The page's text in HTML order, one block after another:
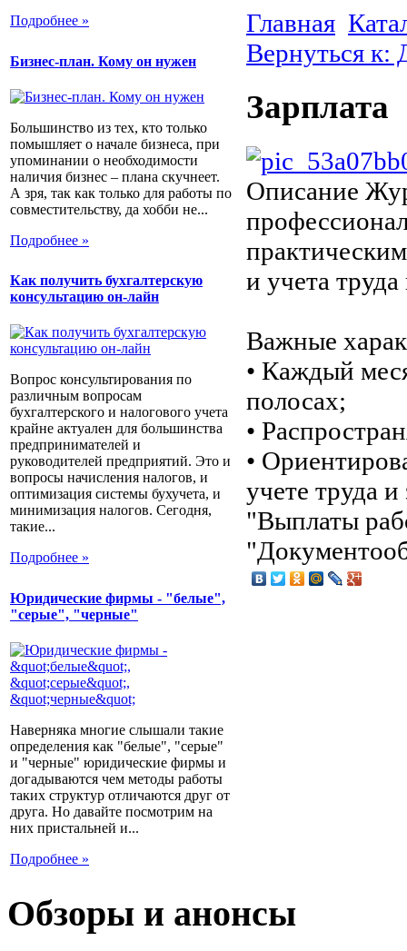
Подробнее »
Бизнес-план. Кому он нужен
Большинство из тех, кто только
помышляет о начале бизнеса, при
упоминании о необходимости
наличия бизнес – плана скучнеет.
А зря, так как только для работы по
совместительству, да хобби не...
Подробнее »
Как получить бухгалтерскую
консультацию он-лайн
Вопрос консультирования по
различным вопросам
бухгалтерского и налогового учета
крайне актуален для большинства
предпринимателей и
руководителей предприятий. Это и
вопросы начисления налогов, и
оптимизация системы бухучета, и
минимизация налогов. Сегодня,
такие...
Подробнее »
Юридические фирмы - "белые",
"серые", "черные"
Наверняка многие слышали такие
определения как "белые", "серые"
и "черные" юридические фирмы и
догадываются чем методы работы
таких структур отличаются друг от
друга. Но давайте посмотрим на
них пристальней и...
Подробнее »
Главная
Вернуться к:
Зарплата
Описание
и учета
Важные
• Каждый
полосах;
•
•
учете труда
"Выплаты
Обзоры и анонсы